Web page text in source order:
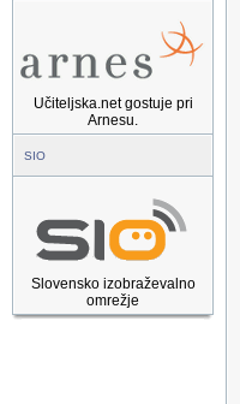
Učiteljska.net gostuje pri
Arnesu.
SIO
Slovensko izobraževalno
omrežje